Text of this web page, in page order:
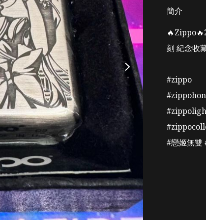
簡介
刻 紀念收
#zippo
#戀姬無雙